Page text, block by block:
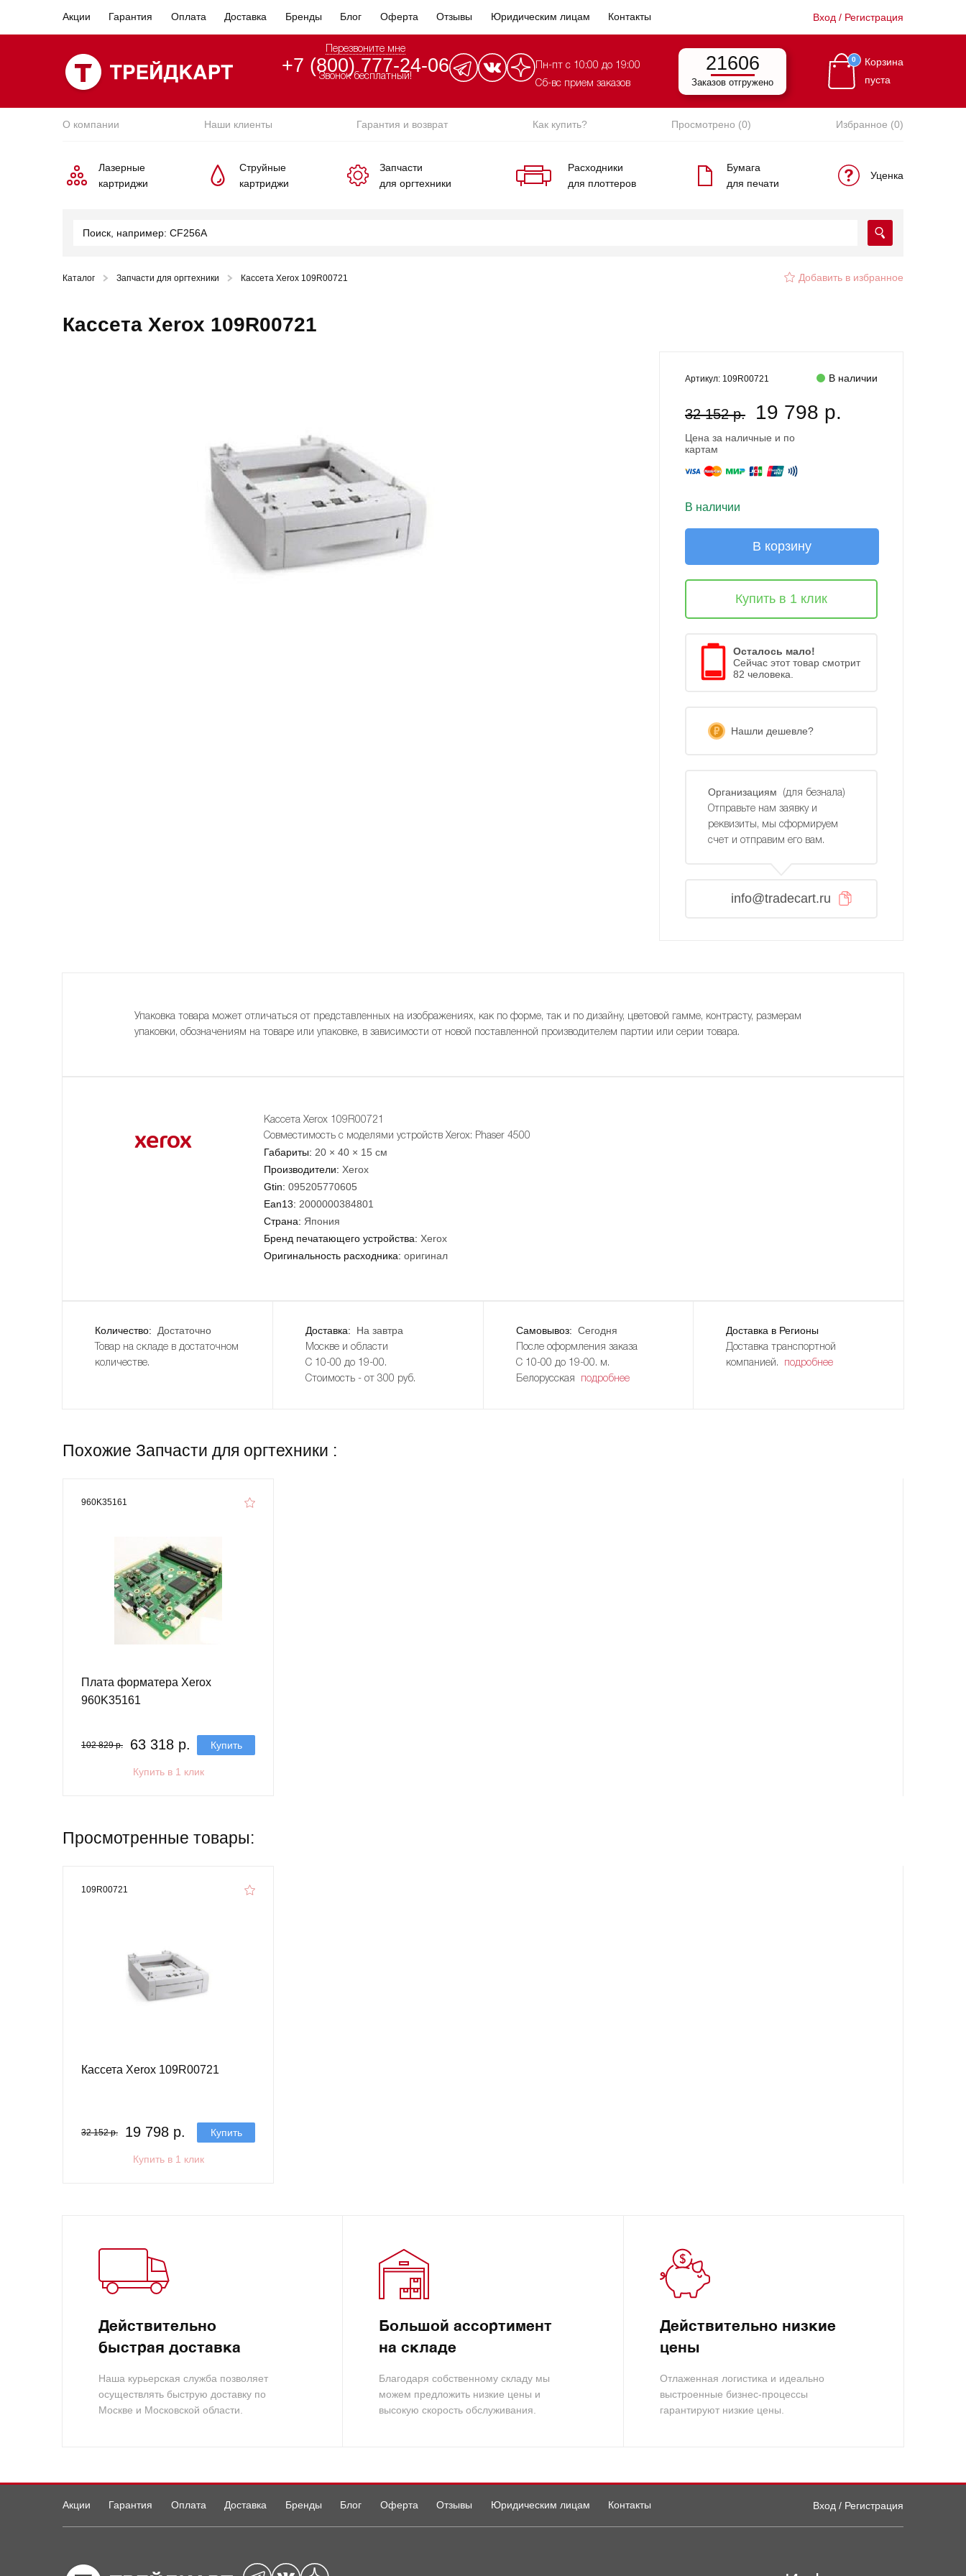
Акции Гарантия Оплата Доставка Бренды Блог Оферта Отзывы Юридическим лицам Контакты Вход / Регистрация
Перезвоните мне
+7 (800) 777-24-06
Звонок бесплатный!
Пн-пт с 10:00 до 19:00
Сб-вс прием заказов
21606
Заказов отгружено
0
Корзина
пуста
О компании Наши клиенты Гарантия и возврат Как купить? Просмотрено (0) Избранное (0)
Лазерные
картриджи
Струйные
картриджи
Запчасти
для оргтехники
Расходники
для плоттеров
Бумага
для печати
Уценка
Каталог Запчасти для оргтехники Кассета Xerox 109R00721 Добавить в избранное
Кассета Xerox 109R00721
Артикул: 109R00721 В наличии
32 152 р. 19 798 р.
Цена за наличные и по
картам
В наличии
В корзину
Купить в 1 клик
Осталось мало!
Сейчас этот товар смотрит
82 человека.
Нашли дешевле?
Организациям
(для безнала)
Отправьте нам заявку и
реквизиты, мы сформируем
счет и отправим его вам.
info@tradecart.ru
Упаковка товара может отличаться от представленных на изображениях, как по форме, так и по дизайну, цветовой гамме, контрасту, размерам
упаковки, обозначениям на товаре или упаковке, в зависимости от новой поставленной производителем партии или серии товара.
Кассета Xerox 109R00721
Совместимость с моделями устройств Xerox: Phaser 4500
Габариты: 20 × 40 × 15 см
Производители: Xerox
Gtin: 095205770605
Ean13: 2000000384801
Страна: Япония
Бренд печатающего устройства: Xerox
Оригинальность расходника: оригинал
Количество: Достаточно
Товар на складе в достаточном
количестве.
Доставка: На завтра
Москве и области
С 10-00 до 19-00.
Стоимость - от 300 руб.
Самовывоз: Сегодня
После оформления заказа
С 10-00 до 19-00. м.
Белорусская
подробнее
Доставка в Регионы
Доставка транспортной
компанией. подробнее
Похожие Запчасти для оргтехники :
960K35161
Плата форматера Xerox
960K35161
102 829 р. 63 318 р. Купить
Купить в 1 клик
Просмотренные товары:
109R00721
Кассета Xerox 109R00721
32 152 р. 19 798 р. Купить
Купить в 1 клик
Действительно
быстрая доставка
Наша курьерская служба позволяет
осуществлять быструю доставку по
Москве и Московской области.
Большой ассортимент
на складе
Благодаря собственному складу мы
можем предложить низкие цены и
высокую скорость обслуживания.
Действительно низкие
цены
Отлаженная логистика и идеально
выстроенные бизнес-процессы
гарантируют низкие цены.
Акции Гарантия Оплата Доставка Бренды Блог Оферта Отзывы Юридическим лицам Контакты Вход / Регистрация